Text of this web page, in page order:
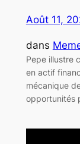
Août 11,
dans
Pepe illustre
en actif
mécanique
opportunités